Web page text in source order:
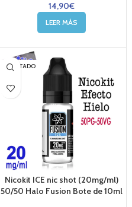
14,90€
LEER MÁS
AGOTADO
Nicokit ICE nic shot (20mg/ml)
50/50 Halo Fusion Bote de 10ml